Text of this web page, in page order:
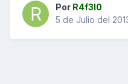
Por R4f3l0
5 de Julio del